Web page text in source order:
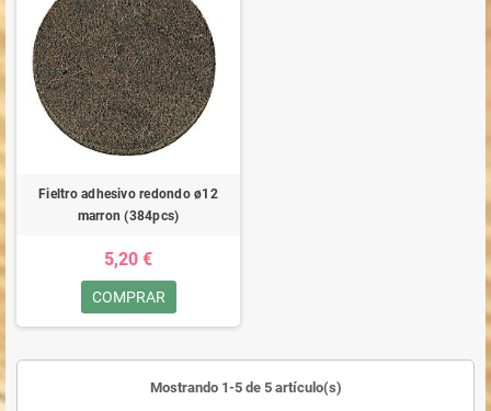
Fieltro adhesivo redondo ø12
marron (384pcs)
5,20 €
COMPRAR
Mostrando 1-5 de 5 artículo(s)